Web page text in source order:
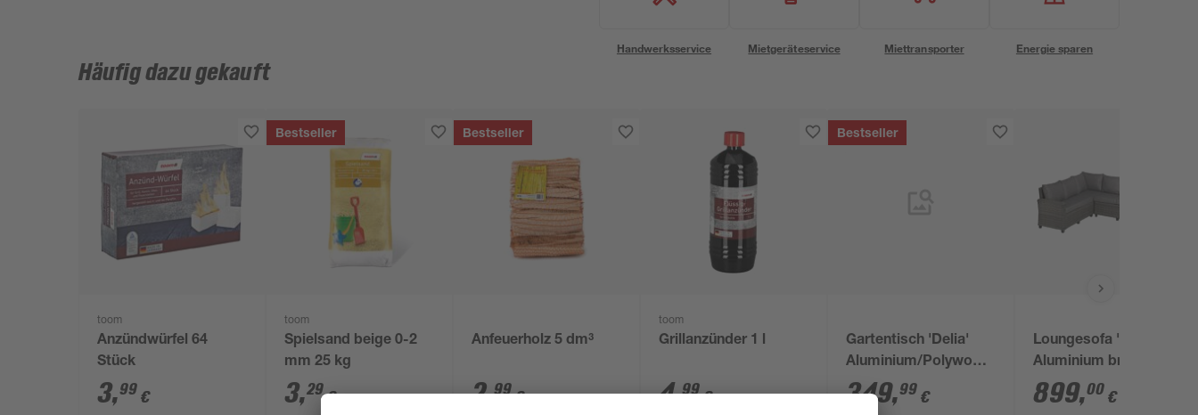
Handwerksservice Mietgeräteservice Miettransporter Energie sparen
Häufig dazu gekauft
toom
Anzündwürfel 64
Stück
3,99 €
Bestseller
toom
Spielsand beige 0-2
mm 25 kg
3,29 €
Bestseller
Anfeuerholz 5 dm³
2,99€
toom
Grillanzünder 1 l
4,99€
Bestseller
Gartentisch 'Delia'
Aluminium/Polywood
94 x 74 x 210 cm
349,99 €
Loungesofa 'Delia'
Aluminium braun/grau
274 x 188 cm
899,00 €